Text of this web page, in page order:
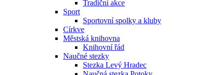
Tradiční akce
Sport
Sportovní spolky a kluby
Církve
Městská knihovna
Knihovní řád
Naučné stezky
Stezka Levý Hradec